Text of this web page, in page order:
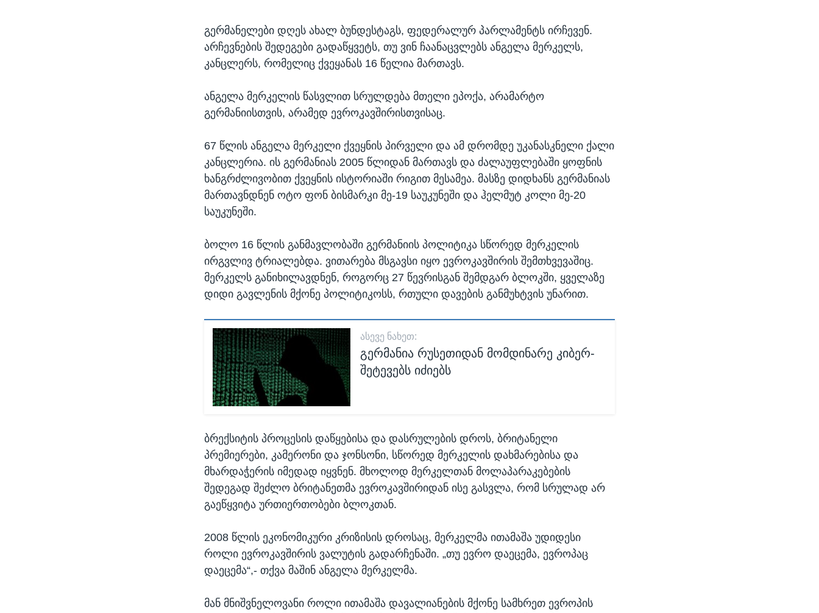
გერმანელები დღეს ახალ ბუნდესტაგს, ფედერალურ პარლამენტს ირჩევენ.
არჩევნების შედეგები გადაწყვეტს, თუ ვინ ჩაანაცვლებს ანგელა მერკელს,
კანცლერს, რომელიც ქვეყანას 16 წელია მართავს.
ანგელა მერკელის წასვლით სრულდება მთელი ეპოქა, არამარტო
გერმანიისთვის, არამედ ევროკავშირისთვისაც.
67 წლის ანგელა მერკელი ქვეყნის პირველი და ამ დრომდე უკანასკნელი ქალი
კანცლერია. ის გერმანიას 2005 წლიდან მართავს და ძალაუფლებაში ყოფნის
ხანგრძლივობით ქვეყნის ისტორიაში რიგით მესამეა. მასზე დიდხანს გერმანიას
მართავნდნენ ოტო ფონ ბისმარკი მე-19 საუკუნეში და ჰელმუტ კოლი მე-20
საუკუნეში.
ბოლო 16 წლის განმავლობაში გერმანიის პოლიტიკა სწორედ მერკელის
ირგვლივ ტრიალებდა. ვითარება მსგავსი იყო ევროკავშირის შემთხვევაშიც.
მერკელს განიხილავდნენ, როგორც 27 წევრისგან შემდგარ ბლოკში, ყველაზე
დიდი გავლენის მქონე პოლიტიკოსს, რთული დავების განმუხტვის უნარით.
ᲐᲡᲔᲕᲔ ᲜᲐᲮᲔᲗ:
გერმანია რუსეთიდან მომდინარე კიბერ-
შეტევებს იძიებს
ბრექსიტის პროცესის დაწყებისა და დასრულების დროს, ბრიტანელი
პრემიერები, კამერონი და ჯონსონი, სწორედ მერკელის დახმარებისა და
მხარდაჭერის იმედად იყვნენ. მხოლოდ მერკელთან მოლაპარაკებების
შედეგად შეძლო ბრიტანეთმა ევროკავშირიდან ისე გასვლა, რომ სრულად არ
გაეწყვიტა ურთიერთობები ბლოკთან.
2008 წლის ეკონომიკური კრიზისის დროსაც, მერკელმა ითამაშა უდიდესი
როლი ევროკავშირის ვალუტის გადარჩენაში. „თუ ევრო დაეცემა, ევროპაც
დაეცემა“,- თქვა მაშინ ანგელა მერკელმა.
მან მნიშვნელოვანი როლი ითამაშა დავალიანების მქონე სამხრეთ ევროპის